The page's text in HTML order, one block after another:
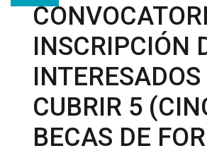
INSCRIPCIÓN
CUBRIR 5
BECAS DE